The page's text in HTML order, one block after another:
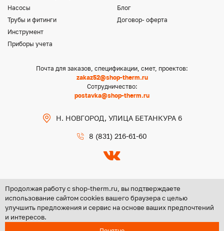
Насосы
Трубы и фитинги
Инструмент
Приборы учета
Блог
Договор- оферта
Почта для заказов, спецификации, смет, проектов:
zakaz52@shop-therm.ru
Сотрудничество:
postavka@shop-therm.ru
Н. НОВГОРОД, УЛИЦА БЕТАНКУРА 6
8 (831) 216-61-60
Copyright @ 2026 ООО «ЦЕНТР ГРУПП НН»
Политика конфиденциальности
Продолжая работу с shop-therm.ru, вы подтверждаете
использование сайтом cookies вашего браузера с целью
улучшить предложения и сервис на основе ваших предпочтений
и интересов.